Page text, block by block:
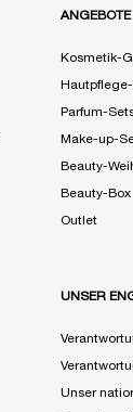
ANGEBOTE
Kosmetik-
Parfum-
Make-up-
Beauty-
Beauty-Box
Outlet
UNSER
Unser